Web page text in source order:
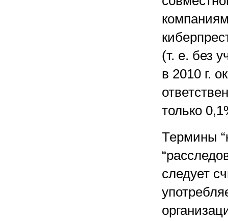
(т. е. без
в 2010 г.
только
Термины
следует